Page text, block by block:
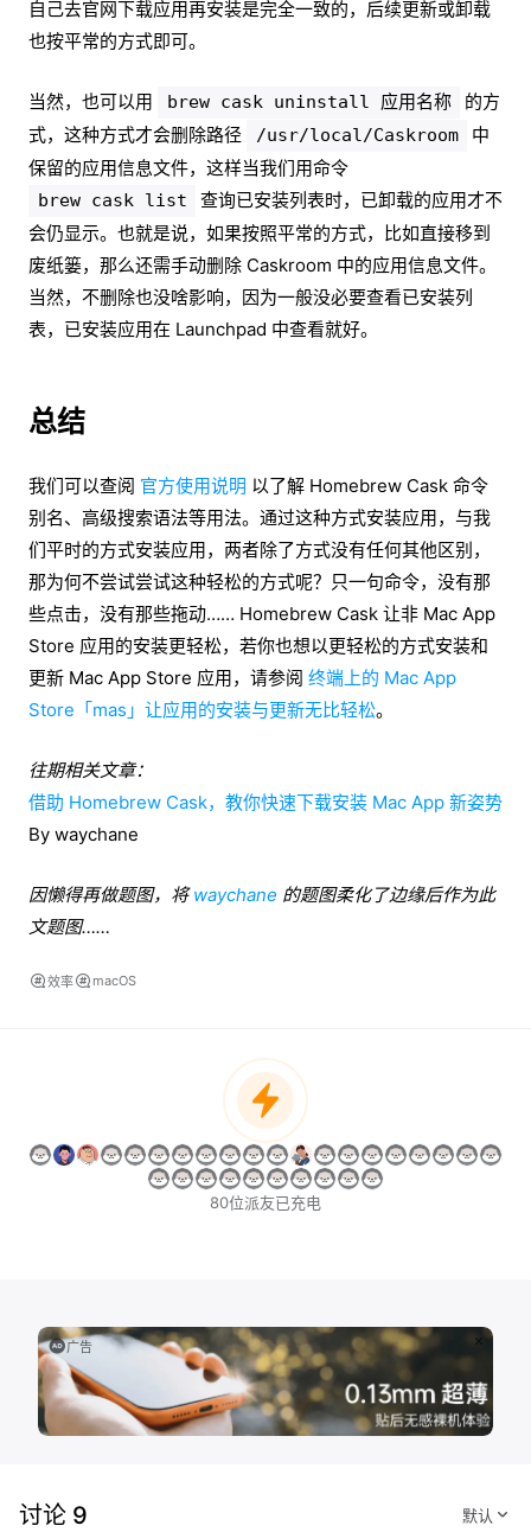
自己去官网下载应用再安装是完全一致的，后续更新或卸载
也按平常的方式即可。
当然，也可以用 brew cask uninstall 应用名称
的方
式，这种方式才会删除路径
/usr/local/Caskroom
中
保留的应用信息文件，这样当我们用命令
brew cask list
查询已安装列表时，已卸载的应用才不
会仍显示。也就是说，如果按照平常的方式，比如直接移到
废纸篓，那么还需手动删除 Caskroom 中的应用信息文件。
当然，不删除也没啥影响，因为一般没必要查看已安装列
表，已安装应用在 Launchpad 中查看就好。
总结
我们可以查阅 官方使用说明 以了解 Homebrew Cask 命令
别名、高级搜索语法等用法。通过这种方式安装应用，与我
们平时的方式安装应用，两者除了方式没有任何其他区别，
那为何不尝试尝试这种轻松的方式呢？只一句命令，没有那
些点击，没有那些拖动…… Homebrew Cask 让非 Mac App
Store 应用的安装更轻松，若你也想以更轻松的方式安装和
更新 Mac App Store 应用，请参阅 终端上的 Mac App
Store「mas」让应用的安装与更新无比轻松。
往期相关文章：
借助 Homebrew Cask，教你快速下载安装 Mac App 新姿势
By waychane
因懒得再做题图，将waychane 的题图柔化了边缘后作为此
文题图……
效率 macOS
80位派友已充电
广告
讨论 9